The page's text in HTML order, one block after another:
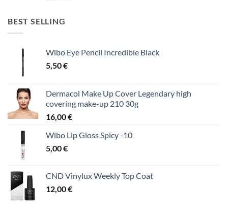
BEST SELLING
Wibo Eye Pencil Incredible Black
5,50€
Dermacol Make Up Cover Legendary high
covering make-up 210 30g
16,00€
Wibo Lip Gloss Spicy -10
5,00€
CND Vinylux Weekly Top Coat
12,00€